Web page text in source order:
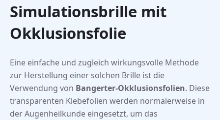
Simulationsbrille mit
Okklusionsfolie
Eine einfache und zugleich wirkungsvolle Methode
zur Herstellung einer solchen Brille ist die
Verwendung von Bangerter-Okklusionsfolien. Diese
transparenten Klebefolien werden normalerweise in
der Augenheilkunde eingesetzt, um das